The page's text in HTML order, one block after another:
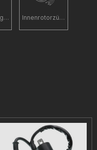
Drehzahlbegrenzer Innenrotorzündungen